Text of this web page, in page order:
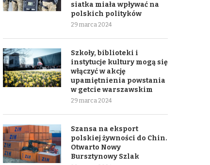
siatka miała wpływać na
polskich polityków
29 marca 2024
Szkoły, biblioteki i
instytucje kultury mogą się
włączyć w akcję
upamiętnienia powstania
w getcie warszawskim
29 marca 2024
Szansa na eksport
polskiej żywności do Chin.
Otwarto Nowy
Bursztynowy Szlak